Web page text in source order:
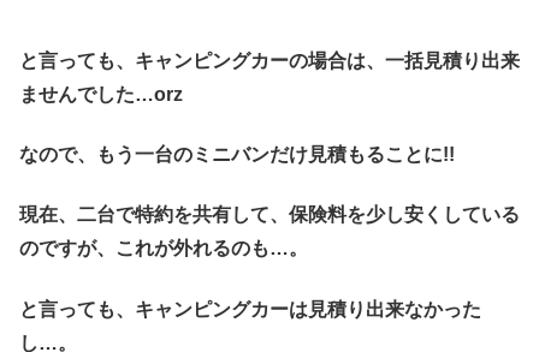
と言っても、キャンピングカーの場合は、一括見積り出来
ませんでした…orz
なので、もう一台のミニバンだけ見積もることに!!
現在、二台で特約を共有して、保険料を少し安くしている
のですが、これが外れるのも…。
と言っても、キャンピングカーは見積り出来なかった
し…。